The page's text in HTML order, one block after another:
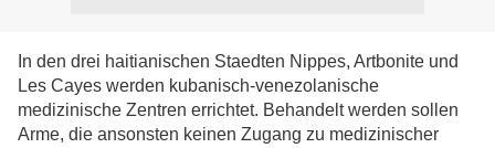
In den drei haitianischen Staedten Nippes, Artbonite und
Les Cayes werden kubanisch-venezolanische
medizinische Zentren errichtet. Behandelt werden sollen
Arme, die ansonsten keinen Zugang zu medizinischer